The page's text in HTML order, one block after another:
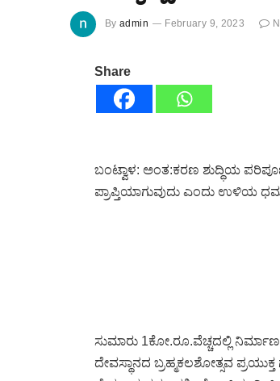
By admin February 9, 2023
Share
ಬಂಟ್ವಾಳ: ಅಂತ:ಕರಣ ಶುದ್ಧಿಯ
ಪ್ರಾಪ್ತಿಯಾಗುವುದು ಎಂದು ಉಳಿಯ
ಸುಮಾರು 1ಕೋ.ರೂ.ವೆಚ್ಚದಲ್ಲಿ
ದೇವಸ್ಥಾನದ ಬ್ರಹ್ಮಕಲಶೋತ್ಸವ